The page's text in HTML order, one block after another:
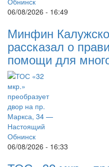
06/08/2026 - 16:49
Минфин
рассказал о
помощи для
06/08/2026 - 16:33